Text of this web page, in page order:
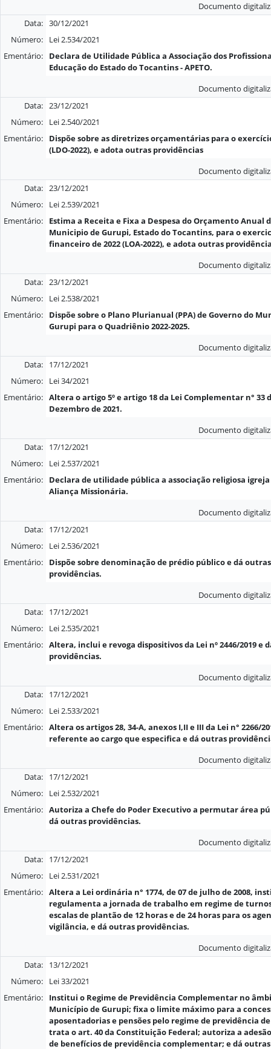
Documento
Data: 30/12/2021
Número:
Lei 2.534/2021
Ementário:
Declara de Utilidade Pública a Associação dos
Educação do Estado do Tocantins - APETO.
Documento
Data: 23/12/2021
Número:
Lei 2.540/2021
Ementário:
Dispõe sobre as diretrizes orçamentárias para o
(LDO-2022), e adota outras providências
Documento
Data: 23/12/2021
Número:
Lei 2.539/2021
Ementário:
Estima a Receita e Fixa a Despesa do Orçamento Anual
Municipio de Gurupi, Estado do Tocantins, para o
financeiro de 2022 (LOA-2022), e adota outras
Documento
Data: 23/12/2021
Número:
Lei 2.538/2021
Ementário:
Dispõe sobre o Plano Plurianual (PPA) de Governo do
Gurupi para o Quadriênio 2022-2025.
Documento
Data:
17/12/2021
Número:
Lei 34/2021
Ementário: Altera o artigo 5º e artigo 18 da Lei Complementar n° 33
Dezembro de 2021.
Documento
Data:
17/12/2021
Número:
Lei 2.537/2021
Ementário:
Declara de utilidade pública a associação religiosa igreja
Aliança Missionária.
Documento
Data:
17/12/2021
Número:
Lei 2.536/2021
Ementário:
Dispõe sobre denominação de prédio público e dá outras
providências.
Documento
Data:
17/12/2021
Número:
Lei 2.535/2021
Ementário: Altera, inclui e revoga dispositivos da Lei nº 2446/2019 e
providências.
Documento
Data:
17/12/2021
Número:
Lei 2.533/2021
Ementário: Altera os artigos 28, 34-A, anexos I,II e III da Lei n° 2266/
referente ao cargo que especifica e dá outras
Documento
Data:
17/12/2021
Número:
Lei 2.532/2021
Ementário: Autoriza a Chefe do Poder Executivo a permutar área
dá outras providências.
Documento
Data:
17/12/2021
Número:
Lei 2.531/2021
Ementário: Altera a Lei ordinária n° 1774, de 07 de julho de 2008,
regulamenta a jornada de trabalho em regime de
escalas de plantão de 12 horas e de 24 horas para os
vigilância, e dá outras providências.
Documento
Data:
13/12/2021
Número:
Lei 33/2021
Ementário:
Institui o Regime de Previdência Complementar no
Município de Gurupi; fixa o limite máximo para a
aposentadorias e pensões pelo regime de previdência
trata o art. 40 da Constituição Federal; autoriza a
de benefícios de previdência complementar; e dá outras